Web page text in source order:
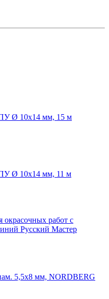
Ø 10х14 мм, 15 м
Ø 10х14 мм, 11 м
работ с
Русский Мастер
5,5х8 мм, NORDBERG